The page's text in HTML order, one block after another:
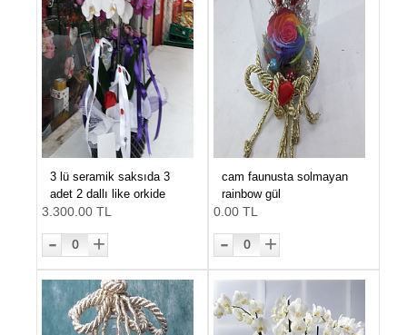
3 lü seramik saksıda 3
adet 2 dallı like orkide
3.300.00 TL
- 0 +
cam faunusta solmayan
rainbow gül
0.00 TL
- 0 +